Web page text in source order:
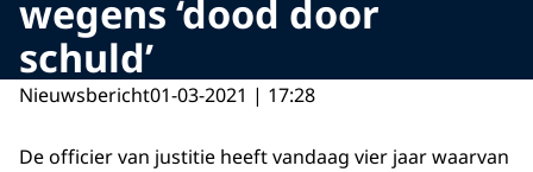
wegens ‘dood door
schuld’
Nieuwsbericht01-03-2021 | 17:28
De officier van justitie heeft vandaag vier jaar waarvan